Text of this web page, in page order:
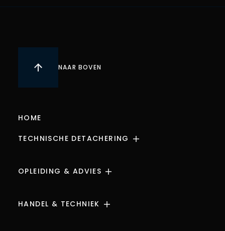
NAAR BOVEN
HOME
TECHNISCHE DETACHERING
WERKNEMER
OPLEIDING & ADVIES
CERTIFICERING
HANDEL & TECHNIEK